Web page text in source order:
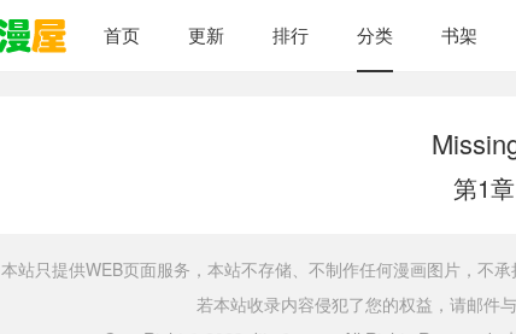
首页 更新 排行 分类 书架
第1章
本站只提供WEB页面服务，本站不存储、不制作任何漫画图片，不
若本站收录内容侵犯了您的权益，请邮件